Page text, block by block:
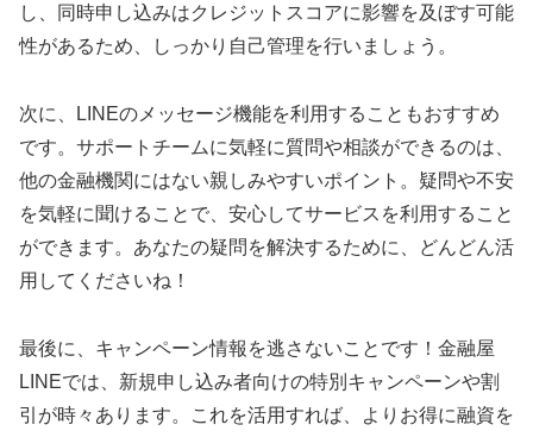
し、同時申し込みはクレジットスコアに影響を及ぼす可能
性があるため、しっかり自己管理を行いましょう。
次に、LINEのメッセージ機能を利用することもおすすめ
です。サポートチームに気軽に質問や相談ができるのは、
他の金融機関にはない親しみやすいポイント。疑問や不安
を気軽に聞けることで、安心してサービスを利用すること
ができます。あなたの疑問を解決するために、どんどん活
用してくださいね！
最後に、キャンペーン情報を逃さないことです！金融屋
LINEでは、新規申し込み者向けの特別キャンペーンや割
引が時々あります。これを活用すれば、よりお得に融資を